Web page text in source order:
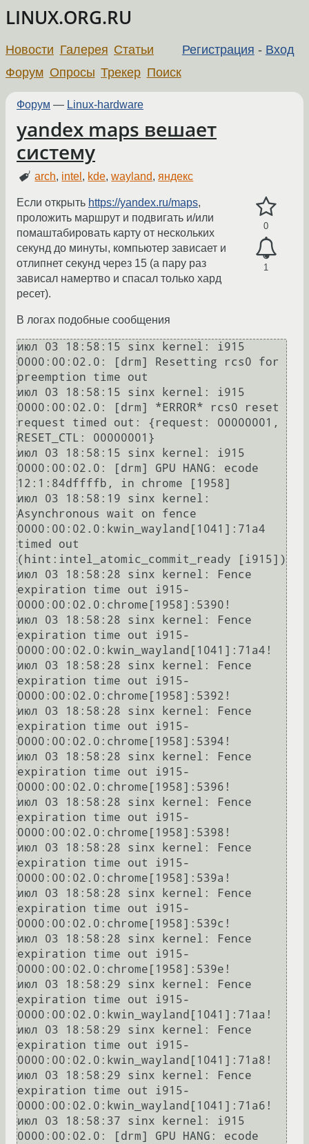
LINUX.ORG.RU
Регистрация - Вход
Новости Галерея Статьи
Форум Опросы Трекер Поиск
Форум — Linux-hardware
yandex maps вешает
систему
arch, intel , kde,wayland,яндекс
0
1
Если открыть https://yandex.ru/maps,
проложить маршрут и подвигать и/или
помаштабировать карту от нескольких
секунд до минуты, компьютер зависает и
отлипнет секунд через 15 (а пару раз
зависал намертво и спасал только хард
ресет).
В логах подобные сообщения
июл 03 18:58:15 sinx kernel: i915
0000:00:02.0: [drm] Resetting rcs0 for
preemption time out
июл 03 18:58:15 sinx kernel: i915
0000:00:02.0: [drm] *ERROR* rcs0 reset
request timed out: {request: 00000001,
RESET_CTL: 00000001}
июл 03 18:58:15 sinx kernel: i915
0000:00:02.0: [drm] GPU HANG: ecode
12:1:84dffffb, in chrome [1958]
июл 03 18:58:19 sinx kernel:
Asynchronous wait on fence
0000:00:02.0:kwin_wayland[1041]:71a4
timed out
(hint:intel_atomic_commit_ready [i915])
июл 03 18:58:28 sinx kernel: Fence
expiration time out i915-
0000:00:02.0:chrome[1958]:5390!
июл 03 18:58:28 sinx kernel: Fence
expiration time out i915-
0000:00:02.0:kwin_wayland[1041]:71a4!
июл 03 18:58:28 sinx kernel: Fence
expiration time out i915-
0000:00:02.0:chrome[1958]:5392!
июл 03 18:58:28 sinx kernel: Fence
expiration time out i915-
0000:00:02.0:chrome[1958]:5394!
июл 03 18:58:28 sinx kernel: Fence
expiration time out i915-
0000:00:02.0:chrome[1958]:5396!
июл 03 18:58:28 sinx kernel: Fence
expiration time out i915-
0000:00:02.0:chrome[1958]:5398!
июл 03 18:58:28 sinx kernel: Fence
expiration time out i915-
0000:00:02.0:chrome[1958]:539a!
июл 03 18:58:28 sinx kernel: Fence
expiration time out i915-
0000:00:02.0:chrome[1958]:539c!
июл 03 18:58:28 sinx kernel: Fence
expiration time out i915-
0000:00:02.0:chrome[1958]:539e!
июл 03 18:58:29 sinx kernel: Fence
expiration time out i915-
0000:00:02.0:kwin_wayland[1041]:71aa!
июл 03 18:58:29 sinx kernel: Fence
expiration time out i915-
0000:00:02.0:kwin_wayland[1041]:71a8!
июл 03 18:58:29 sinx kernel: Fence
expiration time out i915-
0000:00:02.0:kwin_wayland[1041]:71a6!
июл 03 18:58:37 sinx kernel: i915
0000:00:02.0: [drm] GPU HANG: ecode